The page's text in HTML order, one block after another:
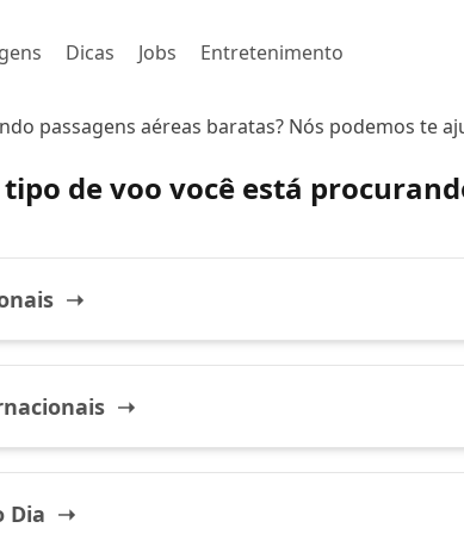
Dicas Jobs Entretenimento
passagens aéreas baratas? Nós podemos te
de voo você está
➝
➝
Dia ➝